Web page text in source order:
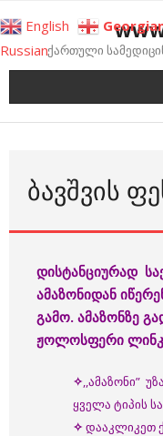
to
contentქართული
ᲑᲐᲕᲨᲕᲘᲡ
დისტანციურად
ამაზონიდან
გამო. ამაზონზე
ჟოლოსფერი
✧,,ამაზონი”
ყველა ტიპის
✧ დააკლიკეთ
English
Russian